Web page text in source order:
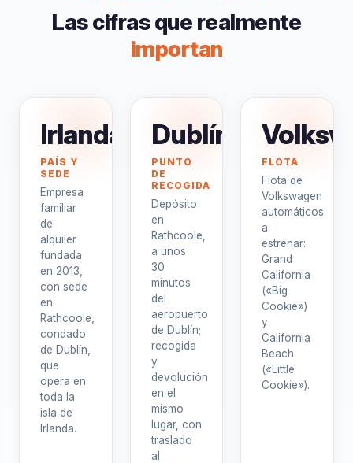
Las cifras que realmente
importan
Irlanda
PAÍS Y
SEDE
Empresa
familiar
de
alquiler
fundada
en 2013,
con sede
en
Rathcoole,
condado
de Dublín,
que
opera en
toda la
isla de
Irlanda.
Dublín
PUNTO
DE
RECOGIDA
Depósito
en
Rathcoole,
a unos
30
minutos
del
aeropuerto
de Dublín;
recogida
y
devolución
en el
mismo
lugar, con
traslado
al
FLOTA
Flota de
Volkswagen
automáticos
a
estrenar:
Grand
California
(«Big
Cookie»)
y
California
Beach
(«Little
Cookie»).